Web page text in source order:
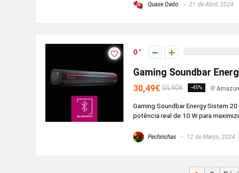
Quase Dado 21 de Abril, 2024
0
Gaming Soundbar
30,49€ 55,90€ -45%
Gaming Soundbar Energy Sistem
potência real de 10 W para
Pechinchas 12 de Março, 2024